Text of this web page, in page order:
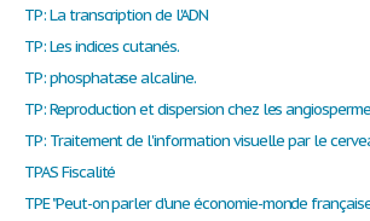
TP: La transcription de l'ADN
TP: Les indices cutanés.
TP: phosphatase alcaline.
TP: Reproduction et dispersion chez les
TP: Traitement de l'information visuelle par le
TPAS Fiscalité
TPE "Peut-on parler d'une économie-monde